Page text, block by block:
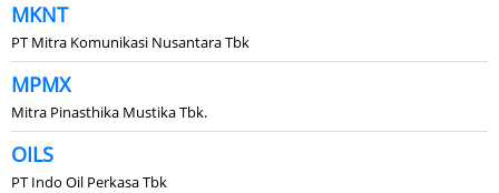
MKNT
PT Mitra Komunikasi Nusantara Tbk
MPMX
Mitra Pinasthika Mustika Tbk.
OILS
PT Indo Oil Perkasa Tbk